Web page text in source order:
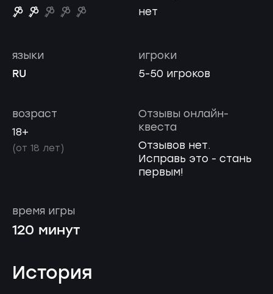
нет
игроки
5-50 игроков
языки
RU
возраст
18+
(от 18 лет)
Отзывы онлайн-
квеста
Отзывов нет.
Исправь это - стань
первым!
время игры
120 минут
История